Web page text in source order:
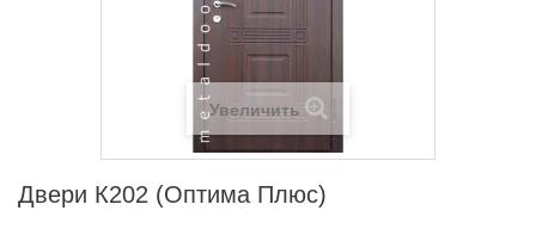
Увеличить
Двери К202 (Оптима Плюс)